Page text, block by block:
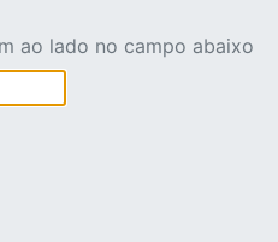
ao lado no campo abaixo